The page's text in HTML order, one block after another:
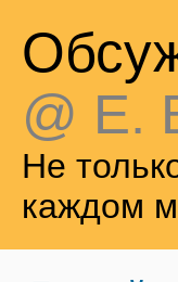
@ Е.
Не
каждом